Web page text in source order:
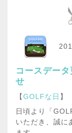
コースデー
せ
【GOLFな日 】
日頃より「
いただき、誠に